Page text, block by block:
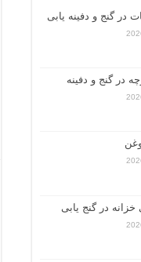
در گنج و دفینه یابی
در گنج و دفینه
در گنج یابی